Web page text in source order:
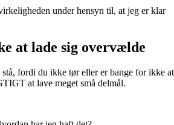
under hensyn til, at jeg er klar
at lade sig overvælde
fordi du ikke tør eller er bange for ikke at
at lave meget små delmål.